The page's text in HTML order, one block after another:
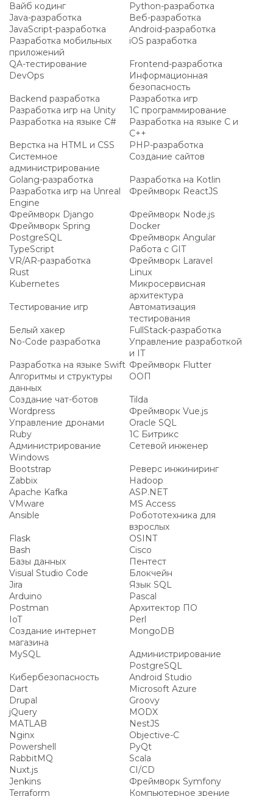
Вайб кодинг
Python-разработка
Java-разработка
Веб-разработка
JavaScript-разработка
Android-разработка
Разработка мобильных
приложений
iOS разработка
QA-тестирование
Frontend-разработка
DevOps
Информационная
безопасность
Backend разработка
Разработка игр
Разработка игр на Unity
1C программирование
Разработка на языке C#
Разработка на языке C и
C++
Верстка на HTML и CSS
PHP-разработка
Системное
администрирование
Создание сайтов
Golang-разработка
Разработка на Kotlin
Разработка игр на Unreal
Engine
Фреймворк ReactJS
Фреймворк Django
Фреймворк Node.js
Фреймворк Spring
Docker
PostgreSQL
Фреймворк Angular
TypeScript
Работа с GIT
VR/AR-разработка
Фреймворк Laravel
Rust
Linux
Kubernetes
Микросервисная
архитектура
Тестирование игр
Автоматизация
тестирования
Белый хакер
FullStack-разработка
No-Code разработка
Управление разработкой
и IT
Разработка на языке Swift Фреймворк Flutter
Алгоритмы и структуры
данных
ООП
Создание чат-ботов
Tilda
Wordpress
Фреймворк Vue.js
Управление дронами
Oracle SQL
Ruby
1С Битрикс
Администрирование
Windows
Сетевой инженер
Bootstrap
Реверс инжиниринг
Zabbix
Hadoop
Apache Kafka
ASP.NET
VMware
MS Access
Ansible
Робототехника для
взрослых
Flask
OSINT
Bash
Cisco
Базы данных
Пентест
Visual Studio Code
Блокчейн
Jira
Язык SQL
Arduino
Pascal
Postman
Архитектор ПО
IoT
Perl
Создание интернет
магазина
MongoDB
MySQL
Администрирование
PostgreSQL
Кибербезопасность
Android Studio
Dart
Microsoft Azure
Drupal
Groovy
jQuery
MODX
MATLAB
NestJS
Nginx
Objective-C
Powershell
PyQt
RabbitMQ
Scala
Nuxt.js
CI/CD
Jenkins
Фреймворк Symfony
Terraform
Компьютерное зрение